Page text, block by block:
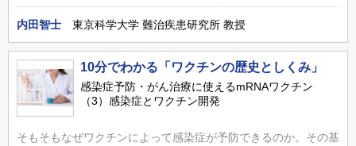
内田智士 東京科学大学 難治疾患研究所 教授
10分でわかる「ワクチンの歴史としくみ」
感染症予防・がん治療に使えるmRNAワクチン
（3）感染症とワクチン開発
そもそもなぜワクチンによって感染症が予防できるのか。その基